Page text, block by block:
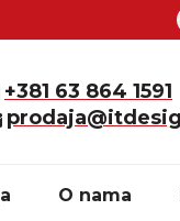
+381 63 864 1591
O nama